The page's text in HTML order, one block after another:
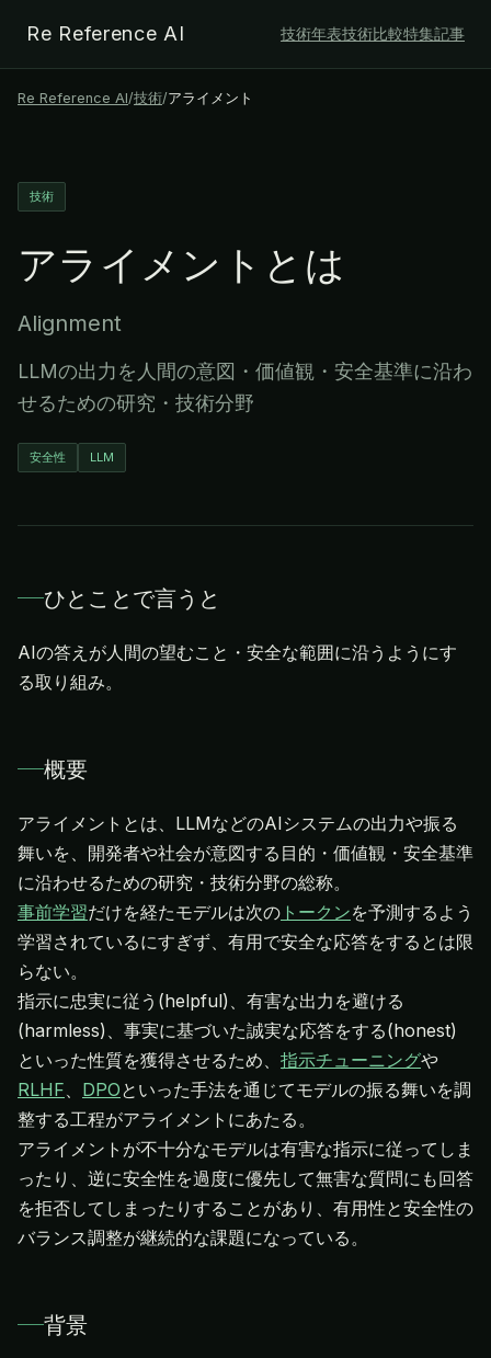
Re Reference AI 技術年表技術比較特集記事
Re Reference AI/技術/アライメント
技術
アライメント とは
Alignment
LLMの出力を人間の意図・価値観・安全基準に沿わ
せるための研究・技術分野
安全性 LLM
ひとことで言うと
AIの答えが人間の望むこと・安全な範囲に沿うようにす
る取り組み。
概要
アライメントとは、LLMなどのAIシステムの出力や振る
舞いを、開発者や社会が意図する目的・価値観・安全基準
事前学習だけを経たモデルは次の トークンを予測するよう
学習されているにすぎず、有用で安全な応答をするとは限
らない。
指示に忠実に従う(helpful)、有害な出力を避ける
(harmless)、事実に基づいた誠実な応答をする(honest)
といった性質を獲得させるため、 指示チューニングや
RLHF、 DPOといった手法を通じてモデルの振る舞いを調
整する工程がアライメントにあたる。
アライメントが不十分なモデルは有害な指示に従ってしま
ったり、逆に安全性を過度に優先して無害な質問にも回答
を拒否してしまったりすることがあり、有用性と安全性の
バランス調整が継続的な課題になっている。
背景